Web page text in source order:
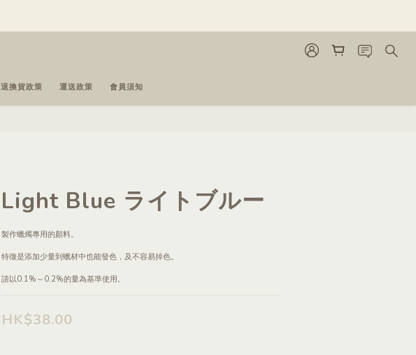
退換貨政策 運送政策 會員須知
Light Blue ライトブルー
製作蠟燭專用的顏料。
特徵是添加少量到蠟材中也能發色，及不容易掉色。
請以0.1%～0.2%的量為基準使用。
HK$38.00